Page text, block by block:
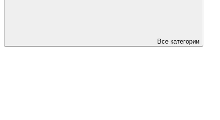
Все категории